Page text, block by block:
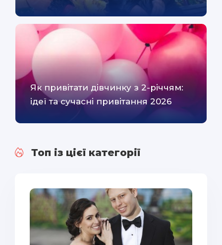
Як привітати дівчинку з 2-річчям:
ідеї та сучасні привітання 2026
Топ із цієї категорії